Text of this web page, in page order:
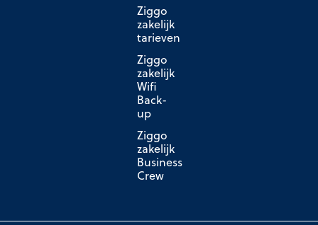
Ziggo
zakelijk
tarieven
Ziggo
zakelijk
Wifi
Back-
up
Ziggo
zakelijk
Business
Crew